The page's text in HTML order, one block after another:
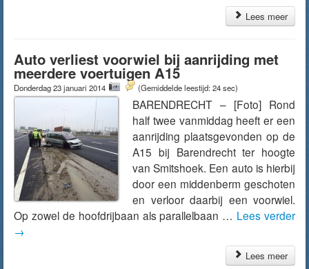
Lees meer
Auto verliest voorwiel bij aanrijding met
meerdere voertuigen A15
Donderdag 23 januari 2014 (Gemiddelde leestijd: 24 sec)
BARENDRECHT – [Foto] Rond
half twee vanmiddag heeft er een
aanrijding plaatsgevonden op de
A15 bij Barendrecht ter hoogte
van Smitshoek. Een auto is hierbij
door een middenberm geschoten
en verloor daarbij een voorwiel.
Op zowel de hoofdrijbaan als parallelbaan … Lees verder
→
Lees meer